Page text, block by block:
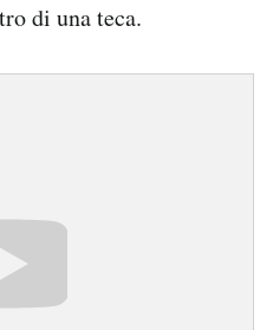
di una teca.